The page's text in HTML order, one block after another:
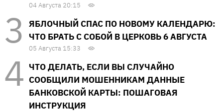
04 Августа 20:15
ЯБЛОЧНЫЙ СПАС ПО НОВОМУ КАЛЕНДАРЮ:
ЧТО БРАТЬ С СОБОЙ В ЦЕРКОВЬ 6 АВГУСТА
05 Августа 15:33
ЧТО ДЕЛАТЬ, ЕСЛИ ВЫ СЛУЧАЙНО
СООБЩИЛИ МОШЕННИКАМ ДАННЫЕ
БАНКОВСКОЙ КАРТЫ: ПОШАГОВАЯ
ИНСТРУКЦИЯ